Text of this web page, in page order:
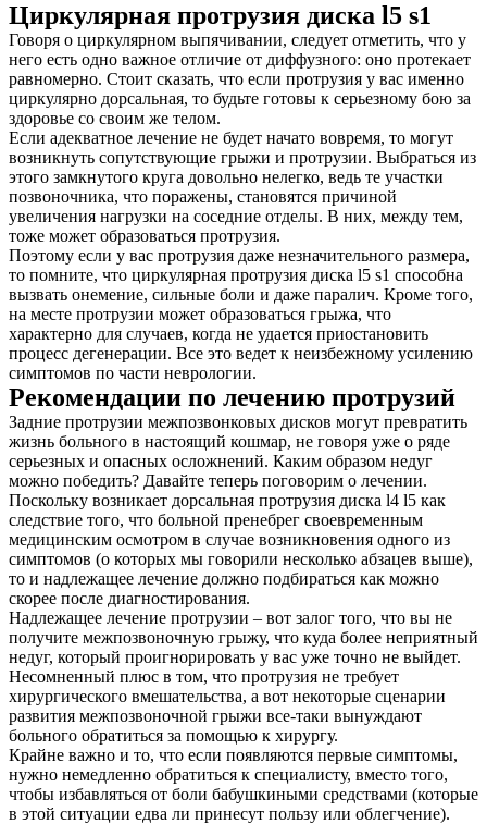
Циркулярная протрузия диска l5 s1
Говоря о циркулярном выпячивании, следует отметить, что у
него есть одно важное отличие от диффузного: оно протекает
равномерно. Стоит сказать, что если протрузия у вас именно
циркулярно дорсальная, то будьте готовы к серьезному бою за
здоровье со своим же телом.
Если адекватное лечение не будет начато вовремя, то могут
возникнуть сопутствующие грыжи и протрузии. Выбраться из
этого замкнутого круга довольно нелегко, ведь те участки
позвоночника, что поражены, становятся причиной
увеличения нагрузки на соседние отделы. В них, между тем,
тоже может образоваться протрузия.
Поэтому если у вас протрузия даже незначительного размера,
то помните, что циркулярная протрузия диска l5 s1 способна
вызвать онемение, сильные боли и даже паралич. Кроме того,
на месте протрузии может образоваться грыжа, что
характерно для случаев, когда не удается приостановить
процесс дегенерации. Все это ведет к неизбежному усилению
симптомов по части неврологии.
Рекомендации по лечению протрузий
Задние протрузии межпозвонковых дисков могут превратить
жизнь больного в настоящий кошмар, не говоря уже о ряде
серьезных и опасных осложнений. Каким образом недуг
можно победить? Давайте теперь поговорим о лечении.
Поскольку возникает дорсальная протрузия диска l4 l5 как
следствие того, что больной пренебрег своевременным
медицинским осмотром в случае возникновения одного из
симптомов (о которых мы говорили несколько абзацев выше),
то и надлежащее лечение должно подбираться как можно
скорее после диагностирования.
Надлежащее лечение протрузии – вот залог того, что вы не
получите межпозвоночную грыжу, что куда более неприятный
недуг, который проигнорировать у вас уже точно не выйдет.
Несомненный плюс в том, что протрузия не требует
хирургического вмешательства, а вот некоторые сценарии
развития межпозвоночной грыжи все-таки вынуждают
больного обратиться за помощью к хирургу.
Крайне важно и то, что если появляются первые симптомы,
нужно немедленно обратиться к специалисту, вместо того,
чтобы избавляться от боли бабушкиными средствами (которые
в этой ситуации едва ли принесут пользу или облегчение).